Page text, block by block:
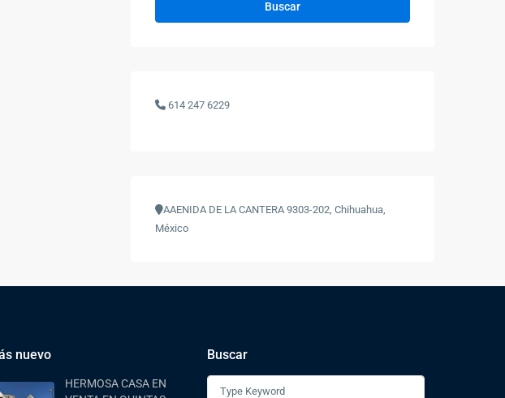
Buscar
614 247 6229
AAENIDA DE LA CANTERA 9303-202, Chihuahua,
México
nuevo
HERMOSA CASA EN
Buscar